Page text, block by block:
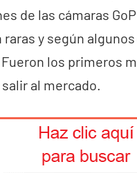
de las cámaras
y según
los primeros
al mercado.